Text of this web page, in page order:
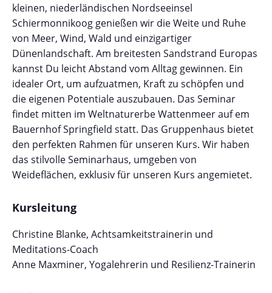
kleinen, niederländischen Nordseeinsel
Schiermonnikoog genießen wir die Weite und Ruhe
von Meer, Wind, Wald und einzigartiger
Dünenlandschaft. Am breitesten Sandstrand Europas
kannst Du leicht Abstand vom Alltag gewinnen. Ein
idealer Ort, um aufzuatmen, Kraft zu schöpfen und
die eigenen Potentiale auszubauen. Das Seminar
findet mitten im Weltnaturerbe Wattenmeer auf em
Bauernhof Springfield statt. Das Gruppenhaus bietet
den perfekten Rahmen für unseren Kurs. Wir haben
das stilvolle Seminarhaus, umgeben von
Weideflächen, exklusiv für unseren Kurs angemietet.
Kursleitung
Christine Blanke, Achtsamkeitstrainerin und
Meditations-Coach
Anne Maxminer, Yogalehrerin und Resilienz-Trainerin